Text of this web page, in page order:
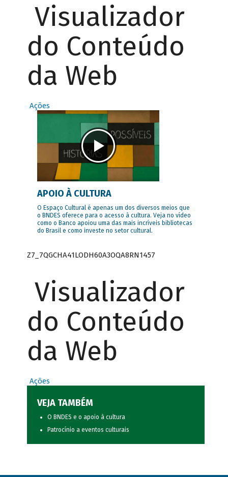
Visualizador
do Conteúdo
da Web
Ações
APOIO À CULTURA
O Espaço Cultural é apenas um dos diversos meios que
o BNDES oferece para o acesso à cultura. Veja no vídeo
como o Banco apoiou uma das mais incríveis bibliotecas
do Brasil e como investe no setor cultural.
Z7_7QGCHA41LODH60A3OQA8RN1457
Visualizador
do Conteúdo
da Web
Ações
VEJA TAMBÉM
O BNDES e o apoio à cultura
Patrocínio a eventos culturais